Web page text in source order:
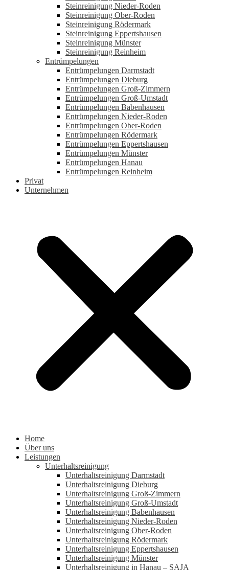
Steinreinigung Nieder-Roden
Steinreinigung Ober-Roden
Steinreinigung Rödermark
Steinreinigung Eppertshausen
Steinreinigung Münster
Steinreinigung Reinheim
Entrümpelungen
Entrümpelungen Darmstadt
Entrümpelungen Dieburg
Entrümpelungen Groß-Zimmern
Entrümpelungen Groß-Umstadt
Entrümpelungen Babenhausen
Entrümpelungen Nieder-Roden
Entrümpelungen Ober-Roden
Entrümpelungen Rödermark
Entrümpelungen Eppertshausen
Entrümpelungen Münster
Entrümpelungen Hanau
Entrümpelungen Reinheim
Privat
Unternehmen
Home
Über uns
Leistungen
Unterhaltsreinigung
Unterhaltsreinigung Darmstadt
Unterhaltsreinigung Dieburg
Unterhaltsreinigung Groß-Zimmern
Unterhaltsreinigung Groß-Umstadt
Unterhaltsreinigung Babenhausen
Unterhaltsreinigung Nieder-Roden
Unterhaltsreinigung Ober-Roden
Unterhaltsreinigung Rödermark
Unterhaltsreinigung Eppertshausen
Unterhaltsreinigung Münster
Unterhaltsreinigung in Hanau – SAJA